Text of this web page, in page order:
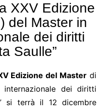
XXV Edizione
del Master in
dei diritti
Saulle”
Edizione del Master di
dei diritti
si terrà il 12 dicembre